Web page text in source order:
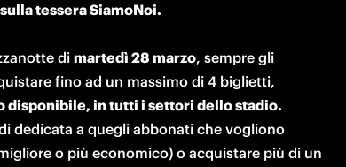
tessera SiamoNoi.
di martedì 28 marzo, sempre gli
fino ad un massimo di 4 biglietti,
dedicata a quegli abbonati che vogliono
o più economico) o acquistare più di un